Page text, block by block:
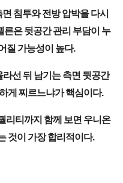
침투와 전방 압박을 다시
른은 뒷공간 관리 부담이 누
질 가능성이 높다.
선 뒤 남기는 측면 뒷공간
게 찌르느냐가 핵심이다.
리티까지 함께 보면 우니온
것이 가장 합리적이다.